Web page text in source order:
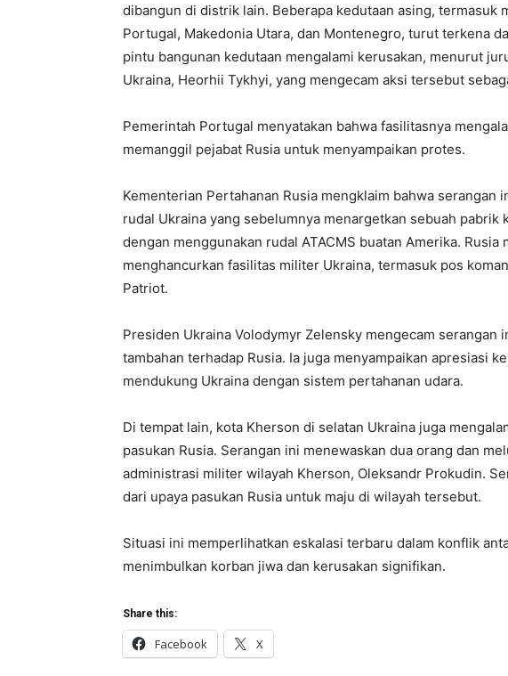
dibangun di distrik lain. Beberapa kedutaan asing, termasuk
Portugal, Makedonia Utara, dan Montenegro, turut terkena
pintu bangunan kedutaan mengalami kerusakan, menurut
Ukraina, Heorhii Tykhyi, yang mengecam aksi tersebut
Pemerintah Portugal menyatakan bahwa fasilitasnya
memanggil pejabat Rusia untuk menyampaikan protes.
Kementerian Pertahanan Rusia mengklaim bahwa serangan
rudal Ukraina yang sebelumnya menargetkan sebuah pabrik
dengan menggunakan rudal ATACMS buatan Amerika.
menghancurkan fasilitas militer Ukraina, termasuk pos
Patriot.
Presiden Ukraina Volodymyr Zelensky mengecam serangan
tambahan terhadap Rusia. Ia juga menyampaikan apresiasi
mendukung Ukraina dengan sistem pertahanan udara.
Di tempat lain, kota Kherson di selatan Ukraina juga
pasukan Rusia. Serangan ini menewaskan dua orang dan
administrasi militer wilayah Kherson, Oleksandr Prokudin.
dari upaya pasukan Rusia untuk maju di wilayah tersebut.
Situasi ini memperlihatkan eskalasi terbaru dalam konflik
menimbulkan korban jiwa dan kerusakan signifikan.
Share this:
Facebook X